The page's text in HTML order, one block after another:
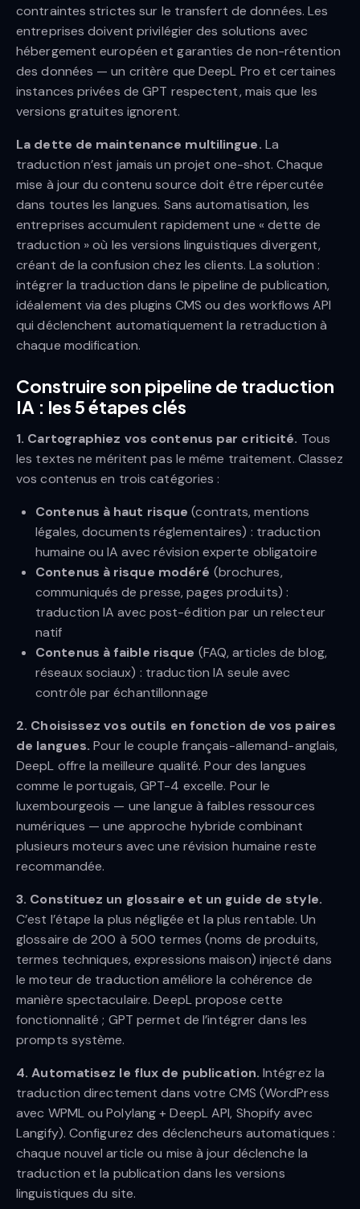
contraintes strictes sur le transfert de données. Les
entreprises doivent privilégier des solutions avec
hébergement européen et garanties de non-rétention
des données — un critère que DeepL Pro et certaines
instances privées de GPT respectent, mais que les
versions gratuites ignorent.
La dette de maintenance multilingue. La
traduction n’est jamais un projet one-shot. Chaque
mise à jour du contenu source doit être répercutée
dans toutes les langues. Sans automatisation, les
entreprises accumulent rapidement une « dette de
traduction » où les versions linguistiques divergent,
créant de la confusion chez les clients. La solution :
intégrer la traduction dans le pipeline de publication,
idéalement via des plugins CMS ou des workflows API
qui déclenchent automatiquement la retraduction à
chaque modification.
Construire son pipeline de traduction
IA : les 5 étapes clés
1. Cartographiez vos contenus par criticité. Tous
les textes ne méritent pas le même traitement. Classez
vos contenus en trois catégories :
Contenus à haut risque (contrats, mentions
légales, documents réglementaires) : traduction
humaine ou IA avec révision experte obligatoire
Contenus à risque modéré (brochures,
communiqués de presse, pages produits) :
traduction IA avec post-édition par un relecteur
natif
Contenus à faible risque (FAQ, articles de blog,
réseaux sociaux) : traduction IA seule avec
contrôle par échantillonnage
2. Choisissez vos outils en fonction de vos paires
de langues. Pour le couple français-allemand-anglais,
DeepL offre la meilleure qualité. Pour des langues
comme le portugais, GPT-4 excelle. Pour le
luxembourgeois — une langue à faibles ressources
numériques — une approche hybride combinant
plusieurs moteurs avec une révision humaine reste
recommandée.
3. Constituez un glossaire et un guide de style.
C’est l’étape la plus négligée et la plus rentable. Un
glossaire de 200 à 500 termes (noms de produits,
termes techniques, expressions maison) injecté dans
le moteur de traduction améliore la cohérence de
manière spectaculaire. DeepL propose cette
fonctionnalité ; GPT permet de l’intégrer dans les
prompts système.
4. Automatisez le flux de publication. Intégrez la
traduction directement dans votre CMS (WordPress
avec WPML ou Polylang + DeepL API, Shopify avec
Langify). Configurez des déclencheurs automatiques :
chaque nouvel article ou mise à jour déclenche la
traduction et la publication dans les versions
linguistiques du site.